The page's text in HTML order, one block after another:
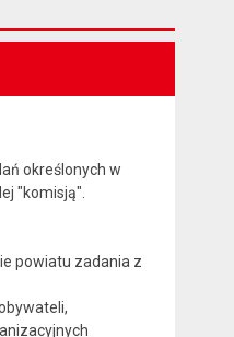
określonych w
"komisją".
powiatu zadania z